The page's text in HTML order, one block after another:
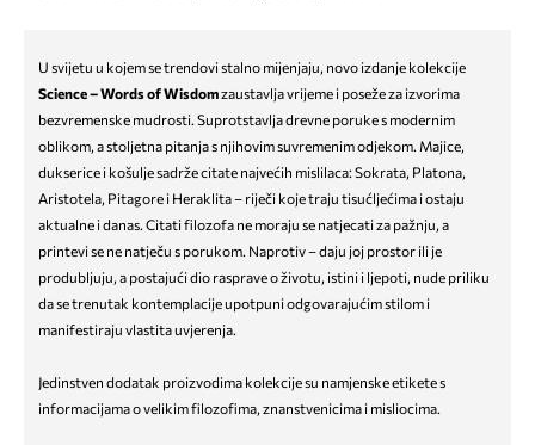
U svijetu u kojem se trendovi stalno mijenjaju, novo izdanje kolekcije
Science – Words of Wisdomzaustavlja vrijeme i poseže za izvorima
bezvremenske mudrosti. Suprotstavlja drevne poruke s modernim
oblikom, a stoljetna pitanja s njihovim suvremenim odjekom. Majice,
dukserice i košulje sadrže citate najvećih mislilaca: Sokrata, Platona,
Aristotela, Pitagore i Heraklita – riječi koje traju tisućljećima i ostaju
aktualne i danas. Citati filozofa ne moraju se natjecati za pažnju, a
printevi se ne natječu s porukom. Naprotiv – daju joj prostor ili je
produbljuju, a postajući dio rasprave o životu, istini i ljepoti, nude priliku
da se trenutak kontemplacije upotpuni odgovarajućim stilom i
manifestiraju vlastita uvjerenja.
Jedinstven dodatak proizvodima kolekcije su namjenske etikete s
informacijama o velikim filozofima, znanstvenicima i misliocima.